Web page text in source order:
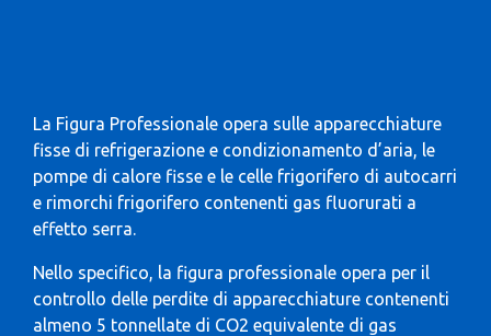
La Figura Professionale opera sulle apparecchiature
fisse di refrigerazione e condizionamento d’aria, le
pompe di calore fisse e le celle frigorifero di autocarri
e rimorchi frigorifero contenenti gas fluorurati a
effetto serra.
Nello specifico, la figura professionale opera per il
controllo delle perdite di apparecchiature contenenti
almeno 5 tonnellate di CO2 equivalente di gas